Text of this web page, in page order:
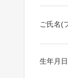
ご氏名(
生年月日